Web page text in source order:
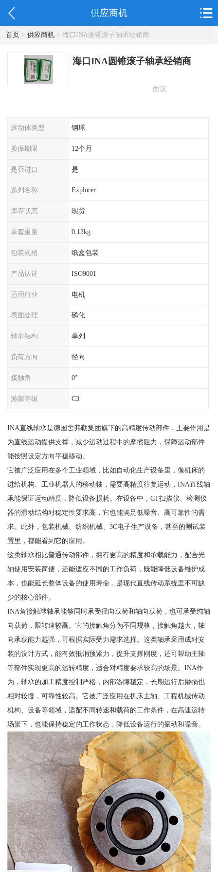
供应商机
首页> 供应商机> 海口INA圆锥滚子轴承经销商
海口INA圆锥滚子轴承经销商
面议
滚动体类型 钢球
质保期限 12个月
是否进口 是
系列名称 Explorer
库存状态 现货
单套重量 0.12kg
包装规格 纸盒包装
产品认证 ISO9001
适用行业 电机
表面处理 磷化
轴承结构 单列
负荷方向 径向
接触角 0°
游隙等级 C3
INA直线轴承是德国舍弗勒集团旗下的高精度传动部件，主要作用是
为直线运动提供支撑，减少运动过程中的摩擦阻力，保障运动部件
能按照设定方向平稳移动。
它被广泛应用在多个工业领域，比如自动化生产设备里，像机床的
进给机构、工业机器人的移动轴，需要高精度往复运动，INA直线轴
承能保证运动精度，降低设备损耗。在设备中，CT扫描仪、检测仪
器的滑动结构对稳定性要求高，它也能满足低噪音、高可靠性的需
求。此外，包装机械、纺织机械、3C电子生产设备，甚至的测试装
置里，都能看到它的应用。
这类轴承相比普通传动部件，拥有更高的精度和承载能力，配合光
轴使用安装简便，还能适应不同的工作负荷，既能降低设备维护成
本，也能延长整体设备的使用寿命，是现代直线传动系统里不可缺
少的核心部件。
INA角接触球轴承能够同时承受径向载荷和轴向载荷，也可承受纯轴
向载荷，限转速较高。它的接触角分为不同规格，接触角越大，轴
向承载能力越强，可根据实际受力需求选择。这类轴承采用成对安
装的设计方式，能有效抵消预紧力，提升支撑刚度，还可帮助主轴
等部件实现更高的运转精度，适合对精度要求较高的场景。INA作
为，轴承的加工精度控制严格，内部游隙稳定，长期运行后磨损也
相对较慢，可靠性较高。它被广泛应用在机床主轴、工程机械传动
机构、设备等领域，适配不同转速和载荷的工作条件，在高速运转
场景下，也能保持稳定的工作状态，降低设备运行的振动和噪音。